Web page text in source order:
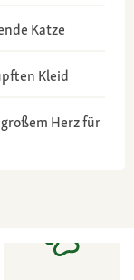
Katze
Kleid
Herz für